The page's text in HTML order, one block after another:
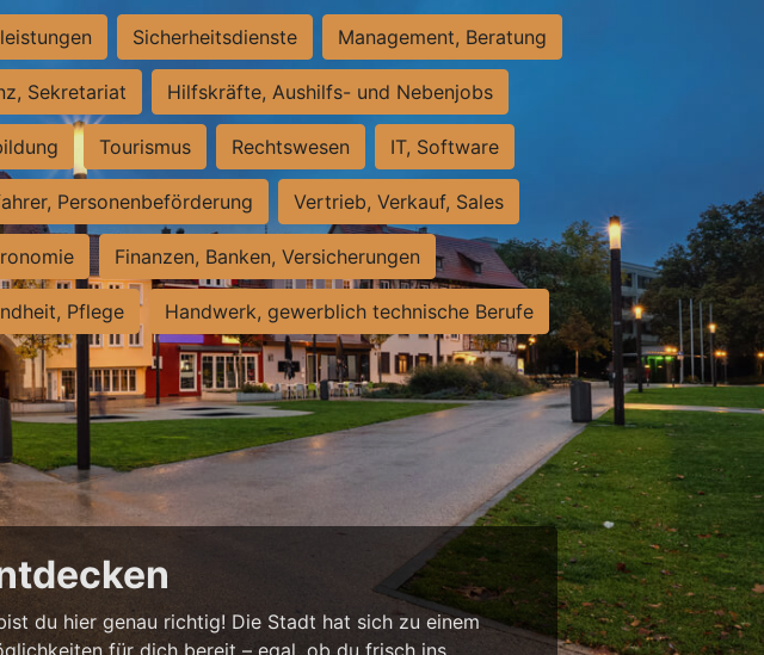
Sicherheitsdienste Management, Beratung
Sekretariat Hilfskräfte, Aushilfs- und Nebenjobs
Tourismus Rechtswesen IT, Software
Personenbeförderung Vertrieb, Verkauf, Sales
Finanzen, Banken, Versicherungen
Pflege Handwerk, gewerblich technische Berufe
du hier genau richtig! Die Stadt hat sich zu einem